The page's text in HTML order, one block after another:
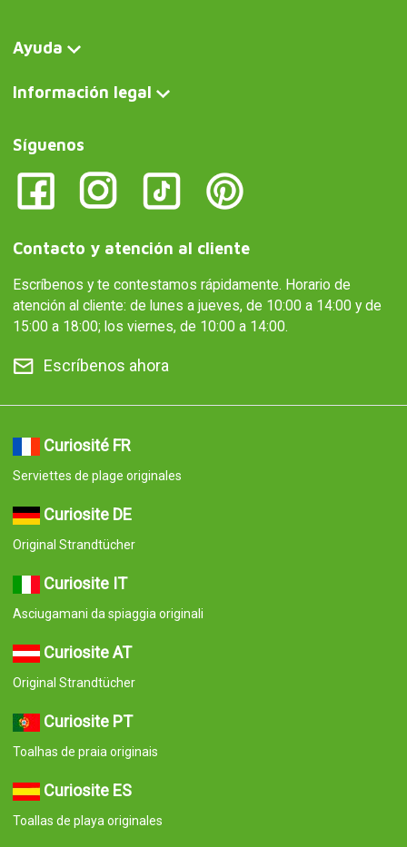
Ayuda
Información legal
Síguenos
Contacto y atención al cliente
Escríbenos y te contestamos rápidamente. Horario de
atención al cliente: de lunes a jueves, de 10:00 a 14:00 y de
15:00 a 18:00; los viernes, de 10:00 a 14:00.
Escríbenos ahora
Curiosité FR
Serviettes de plage originales
Curiosite DE
Original Strandtücher
Curiosite IT
Asciugamani da spiaggia originali
Curiosite AT
Original Strandtücher
Curiosite PT
Toalhas de praia originais
Curiosite ES
Toallas de playa originales